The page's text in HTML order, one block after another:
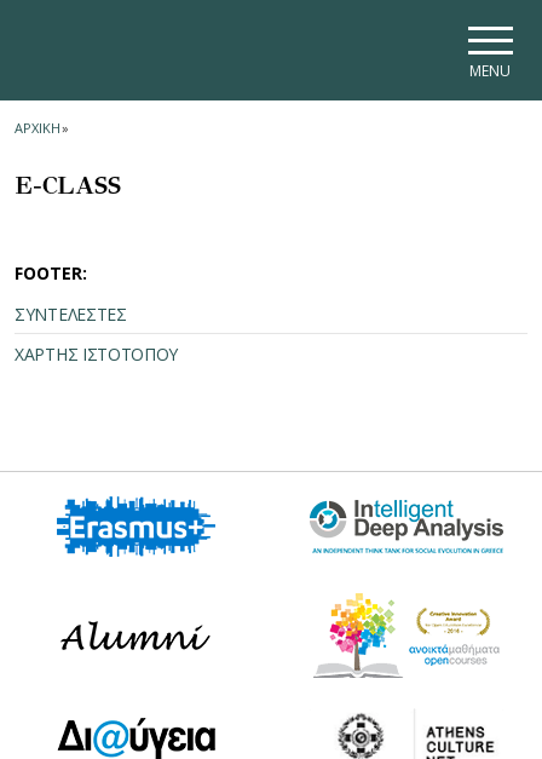
MENU
ΑΡΧΙΚΗ»
E-CLASS
FOOTER:
ΣΥΝΤΕΛΕΣΤΕΣ
ΧΑΡΤΗΣ ΙΣΤΟΤΟΠΟΥ